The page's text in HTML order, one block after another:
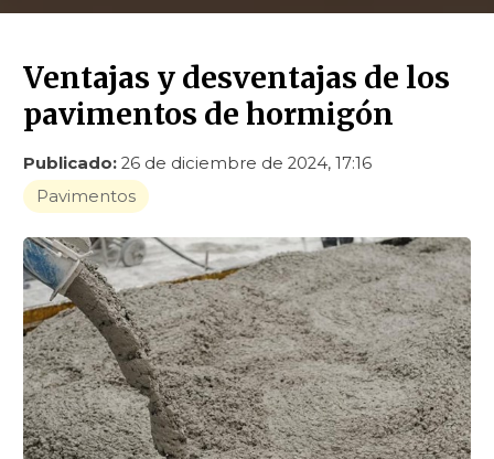
Ventajas y desventajas de los
pavimentos de hormigón
Publicado: 26 de diciembre de 2024, 17:16
Pavimentos